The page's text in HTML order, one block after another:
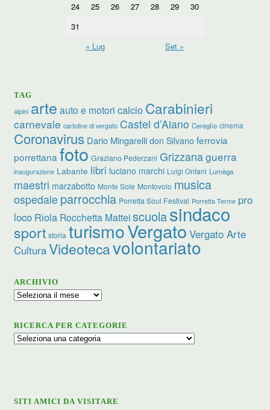
24
25 26 27 28 29
30
31
« Lug
Set »
TAG
alpini arte auto e motori calcio Carabinieri
carnevale cartoline di vergato Castel d’Aiano Cereglio cinema
Coronavirus Dario Mingarelli don Silvano ferrovia
porrettana foto Graziano Pederzani Grizzanaguerra
inaugurazione Labante libri luciano marchi Luigi Ontani Lumèga
maestri marzabotto Monte Sole Montovolo musica
ospedale parrocchia Porretta Soul Festival Porretta Terme pro
loco Riola Rocchetta Matteiscuolasindaco
sport storia turismoVergato Vergato Arte
CulturaVideotecavolontariato
ARCHIVIO
Archivio
RICERCA PER CATEGORIE
Ricerca
SITI AMICI DA VISITARE